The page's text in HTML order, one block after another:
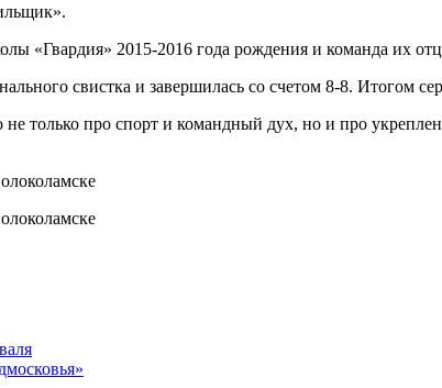
«Гвардия» 2015-2016 года рождения и команда их
свистка и завершилась со счетом 8-8. Итогом
только про спорт и командный дух, но и про